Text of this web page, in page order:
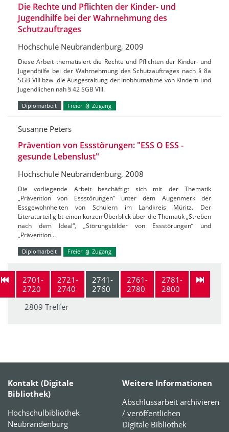
Die Rechte und Pflichten der Kinder- und
Jugendhilfe bei der Wahrnehmung des
Schutzauftrages
Hochschule Neubrandenburg, 2009
Diese Arbeit thematisiert die Rechte und Pflichten der Kinder- und
Jugendhilfe bei der Wahrnehmung des Schutzauftrages nach § 8a
SGB VIII bzw. die Ausgestaltung der Inobhutnahme von Kindern und
Jugendlichen nah § 42 SGB VIII.
Diplomarbeit Freier Zugang
Susanne Peters
Prävention von Essstörungen: "ESS O ESS -
gesunde Lebenslust"
Hochschule Neubrandenburg, 2008
Die vorliegende Arbeit beschäftigt sich mit der Thematik
„Prävention von Essstörungen“ unter dem Augenmerk der
Essgewohnheiten von Schülern im Landkreis Müritz. Der
Literaturteil gibt einen kurzen Überblick über die Thematik „Streben
nach dem Ideal“, „Störungsbilder von Essstörungen“ und
„Prävention…
Diplomarbeit Freier Zugang
2701-
2720
2721-
2740
2741-
2760
2761-
2780
2781-
2800
2809 Treffer
Kontakt (Digitale
Bibliothek)
Hochschulbibliothek
Neubrandenburg
Weitere Informationen
Abschlussarbeit archivieren
/ veröffentlichen
Digitale Bibliothek